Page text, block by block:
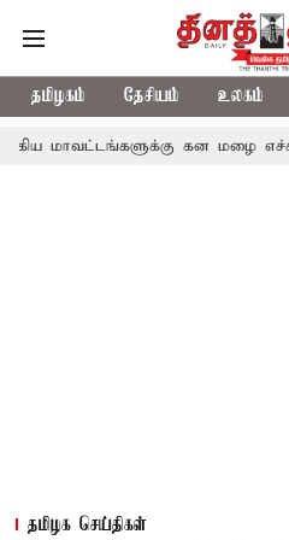
தமிழகம் தேசியம் உலகம்
கன மழை எச்சரிக்கை
தமிழக செய்திகள்